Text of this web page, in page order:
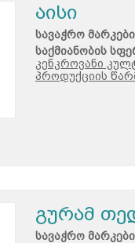
აისი
სავაჭრო
საქმიანობის
კენკროვანი
პროდუქციის
გურამ
სავაჭრო